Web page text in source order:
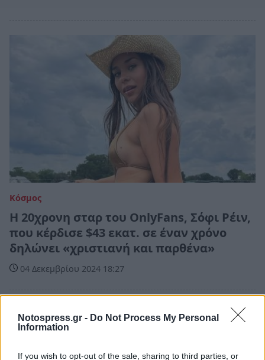
Notospress.gr - Do Not Process My Personal
Information
If you wish to opt-out of the sale, sharing to third parties, or
Κόσμος
H 20χρονη σταρ του OnlyFans, Σόφι Ρέιν,
που κέρδισε $43 εκατ. σε έναν χρόνο
δηλώνει «χριστιανή και παρθένα»
04 Δεκεμβρίου 2024 18:27